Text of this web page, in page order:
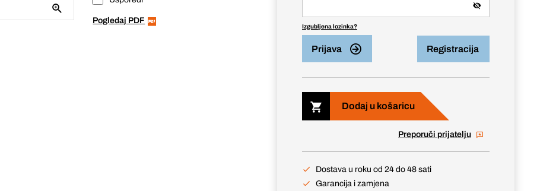
Pogledaj PDF
Izgubljena lozinka?
Prijava Registracija
Dodaj u košaricu
Preporuči prijatelju
Dostava u roku od 24 do 48 sati
Garancija i zamjena